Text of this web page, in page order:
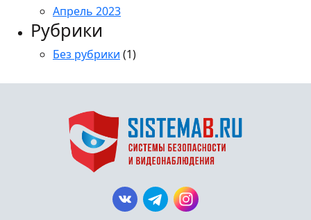
Апрель 2023
Рубрики
Без рубрики (1)